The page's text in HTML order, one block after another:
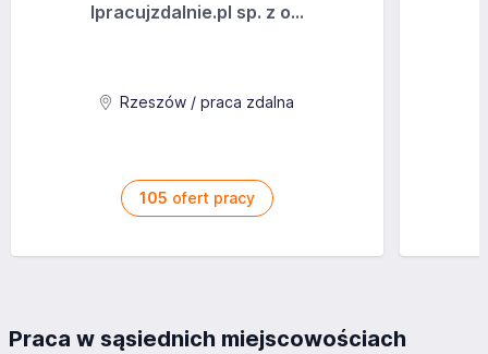
Ipracujzdalnie.pl sp. z o...
Rzeszów / praca zdalna
105 ofert pracy
Praca w sąsiednich miejscowościach